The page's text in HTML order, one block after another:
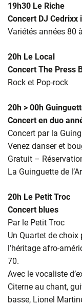
19h30 Le Riche
Concert DJ Cedrixx
Variétés années 80
20h Le Local
Concert The Press
Rock et Pop-rock
20h > 00h
Concert en duo
Concert par la
Venez danser et
Gratuit –
La Guinguette de
20h Le Petit Troc
Concert blues
Par le Petit Troc
Un Quartet de
l’héritage afro-
70.
Avec le vocaliste
Citerne au chant,
basse, Lionel